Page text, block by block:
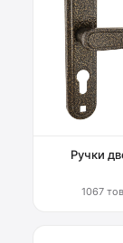
Ручки
1067